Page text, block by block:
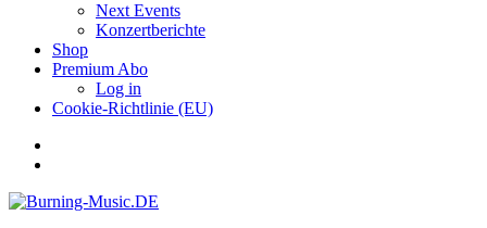
Next Events
Konzertberichte
Shop
Premium Abo
Log in
Cookie-Richtlinie (EU)